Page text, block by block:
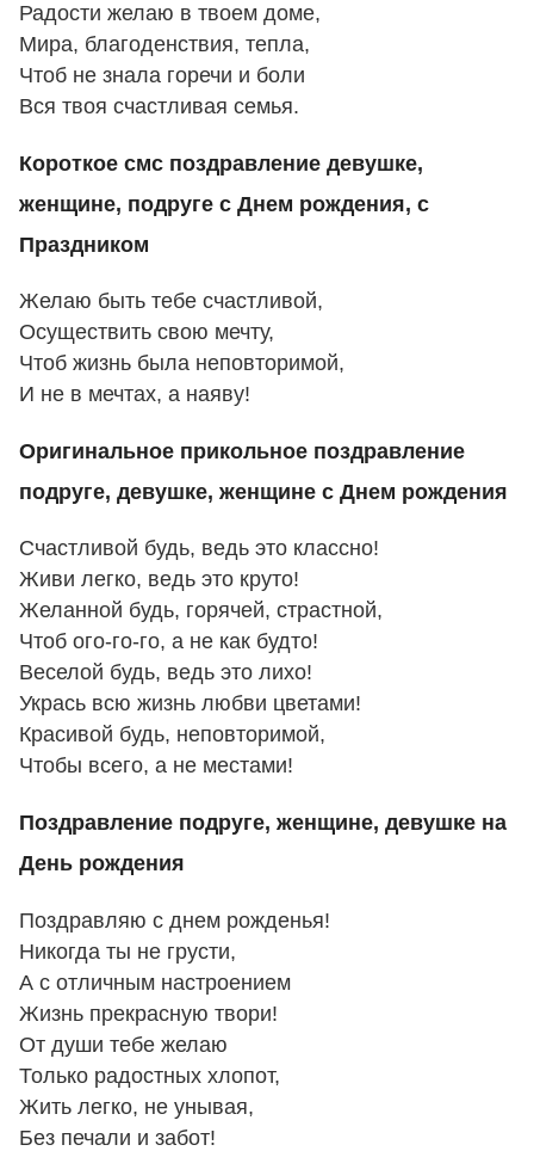
Радости желаю в твоем доме,
Мира, благоденствия, тепла,
Чтоб не знала горечи и боли
Вся твоя счастливая семья.
Короткое смс поздравление девушке,
женщине, подруге с Днем рождения, с
Праздником
Желаю быть тебе счастливой,
Осуществить свою мечту,
Чтоб жизнь была неповторимой,
И не в мечтах, а наяву!
Оригинальное прикольное поздравление
подруге, девушке, женщине с Днем рождения
Счастливой будь, ведь это классно!
Живи легко, ведь это круто!
Желанной будь, горячей, страстной,
Чтоб ого-го-го, а не как будто!
Веселой будь, ведь это лихо!
Укрась всю жизнь любви цветами!
Красивой будь, неповторимой,
Чтобы всего, а не местами!
Поздравление подруге, женщине, девушке на
День рождения
Поздравляю с днем рожденья!
Никогда ты не грусти,
А с отличным настроением
Жизнь прекрасную твори!
От души тебе желаю
Только радостных хлопот,
Жить легко, не унывая,
Без печали и забот!